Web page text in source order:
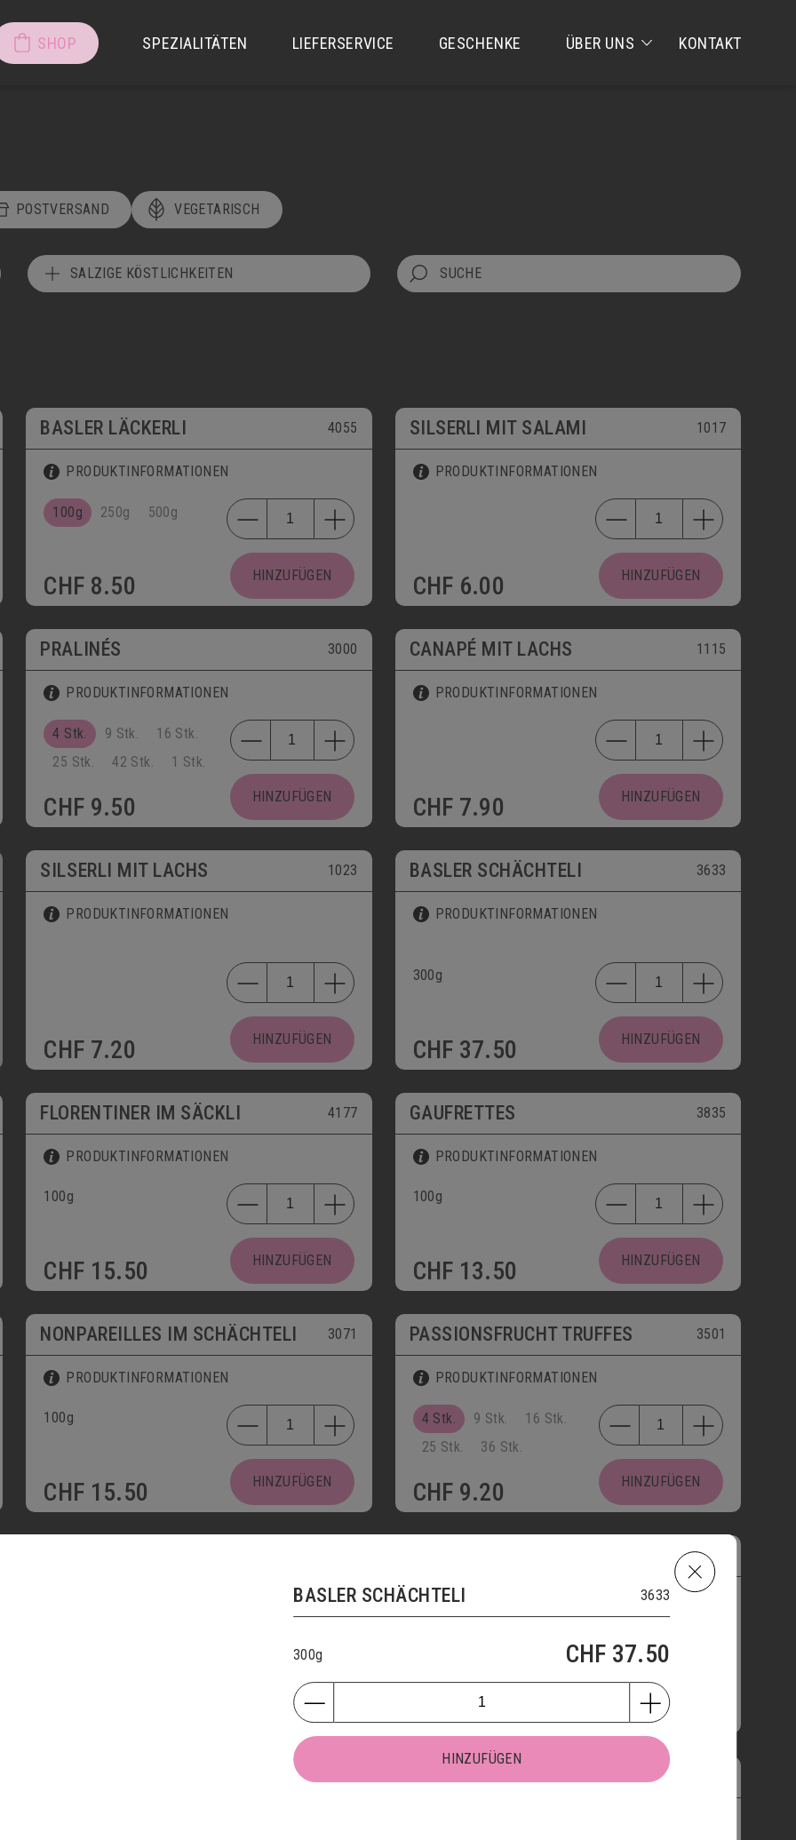
SHOP SPEZIALITÄTEN LIEFERSERVICE GESCHENKE ÜBER UNS KONTAKT
POSTVERSAND VEGETARISCH
SALZIGE KÖSTLICHKEITEN
BASLER LÄCKERLI 4055
PRODUKTINFORMATIONEN
100g 250g 500g
CHF 8.50 HINZUFÜGEN
SILSERLI MIT SALAMI 1017
PRODUKTINFORMATIONEN
CHF 6.00 HINZUFÜGEN
PRALINÉS 3000
PRODUKTINFORMATIONEN
4 Stk. 9 Stk.
16 Stk.
25 Stk.
42 Stk. 1 Stk.
CHF 9.50 HINZUFÜGEN
CANAPÉ MIT LACHS 1115
PRODUKTINFORMATIONEN
CHF 7.90 HINZUFÜGEN
SILSERLI MIT LACHS 1023
PRODUKTINFORMATIONEN
CHF 7.20 HINZUFÜGEN
BASLER SCHÄCHTELI 3633
PRODUKTINFORMATIONEN
300g
CHF 37.50 HINZUFÜGEN
FLORENTINER IM SÄCKLI 4177
PRODUKTINFORMATIONEN
100g
CHF 15.50 HINZUFÜGEN
GAUFRETTES 3835
PRODUKTINFORMATIONEN
100g
CHF 13.50 HINZUFÜGEN
NONPAREILLES IM SCHÄCHTELI 3071
PRODUKTINFORMATIONEN
100g
CHF 15.50 HINZUFÜGEN
PASSIONSFRUCHT TRUFFES 3501
PRODUKTINFORMATIONEN
4 Stk. 9 Stk.
16 Stk.
25 Stk.
36 Stk.
CHF 9.20 HINZUFÜGEN
HINZUFÜGEN
3205
PRODUKTINFORMATIONEN
11.50 HINZUFÜGEN
MINI-BRIOCHE
BASLER SCHÄCHTELI 3633
300g CHF 37.50
HINZUFÜGEN